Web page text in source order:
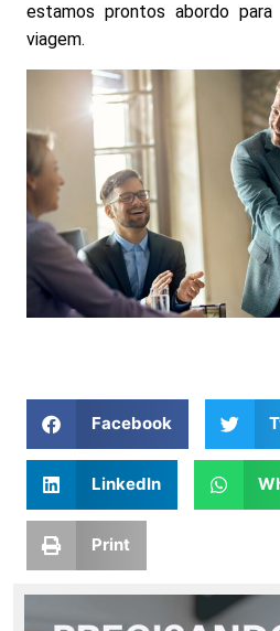
estamos prontos abordo
viagem.
Facebook
LinkedIn
Print